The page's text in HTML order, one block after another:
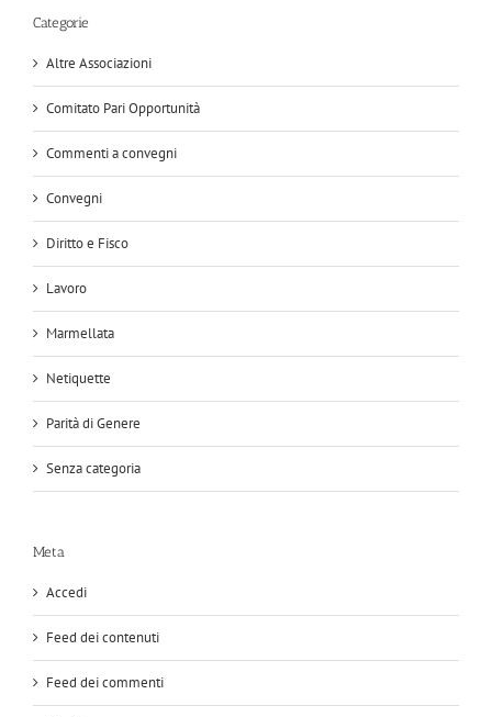
Categorie
Altre Associazioni
Comitato Pari Opportunità
Commenti a convegni
Convegni
Diritto e Fisco
Lavoro
Marmellata
Netiquette
Parità di Genere
Senza categoria
Meta
Accedi
Feed dei contenuti
Feed dei commenti